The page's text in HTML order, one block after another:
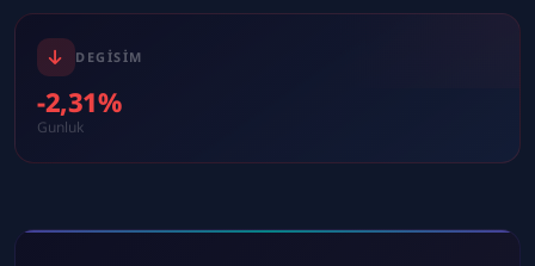
DEGISIM
-2,31%
Gunluk